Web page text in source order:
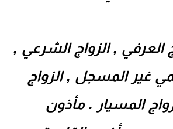
, الزواج , الزواج العرفي , الزواج الشرعي
غير المسجل , الزواج
المسيار . مأذون